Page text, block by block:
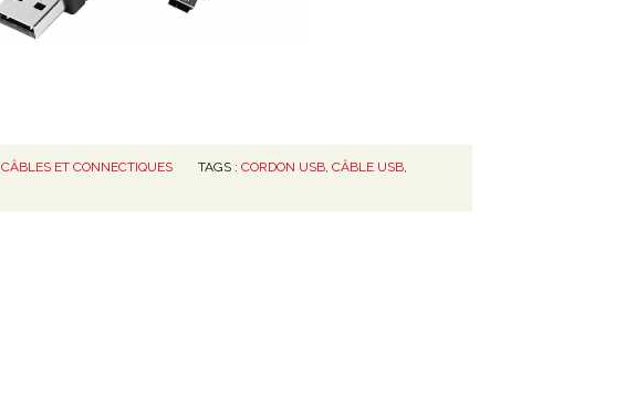
CÂBLES ET CONNECTIQUES TAGS : CORDON USB, CÂBLE USB,